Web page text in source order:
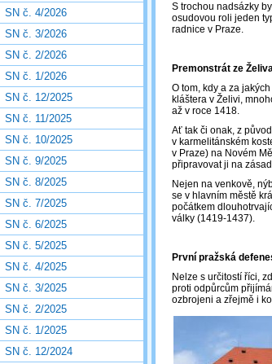
S trochou nadsázky
osudovou roli jeden
radnice v Praze.
Premonstrát ze
O tom, kdy a za
kláštera v Želivi,
až v roce 1418.
Ať tak či onak, z
v karmelitánském
v Praze) na Novém
připravovat ji na
Nejen na venkově,
se v hlavním městě
počátkem
války (1419-1437).
První pražská
Nelze s určitostí říci,
proti odpůrcům
ozbrojeni a zřejmě i
SN č. 4/2026
SN č. 3/2026
SN č. 2/2026
SN č. 1/2026
SN č. 12/2025
SN č. 11/2025
SN č. 10/2025
SN č. 9/2025
SN č. 8/2025
SN č. 7/2025
SN č. 6/2025
SN č. 5/2025
SN č. 4/2025
SN č. 3/2025
SN č. 2/2025
SN č. 1/2025
SN č. 12/2024